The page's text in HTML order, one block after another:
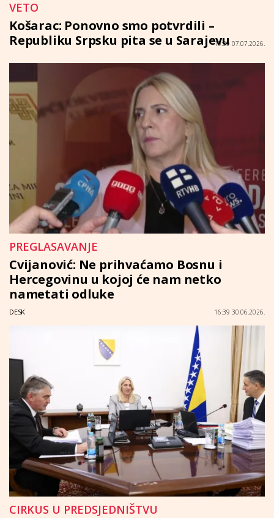
VETO
Košarac: Ponovno smo potvrdili –
Republiku Srpsku pita se u Sarajevu19:39 07.07.2026.
PREGLASAVANJE
Cvijanović: Ne prihvaćamo Bosnu i
Hercegovinu u kojoj će nam netko
nametati odluke
DESK 16:39 30.06.2026.
CIRKUS U PREDSJEDNIŠTVU